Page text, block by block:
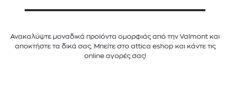
Ανακαλύψτε μοναδικά προϊόντα ομορφιάς από την Valmont και
αποκτήστε τα δικά σας. Μπείτε στο attica eshop και κάντε τις
online αγορές σας!